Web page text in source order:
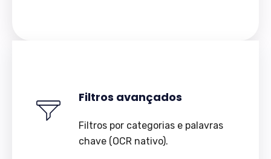
Filtros avançados
Filtros por categorias e palavras
chave (OCR nativo).